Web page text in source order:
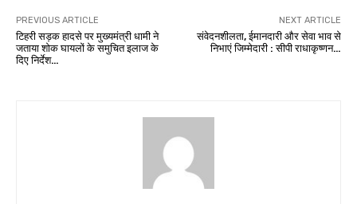
PREVIOUS ARTICLE
टिहरी सड़क हादसे पर मुख्यमंत्री धामी ने
जताया शोक घायलों के समुचित इलाज के
दिए निर्देश…
NEXT ARTICLE
संवेदनशीलता, ईमानदारी और सेवा भाव से
निभाएं जिम्मेदारी : सीपी राधाकृष्णन…